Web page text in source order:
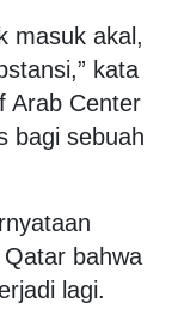
masuk akal,
kata
Arab Center
bagi sebuah
bahwa
lagi.